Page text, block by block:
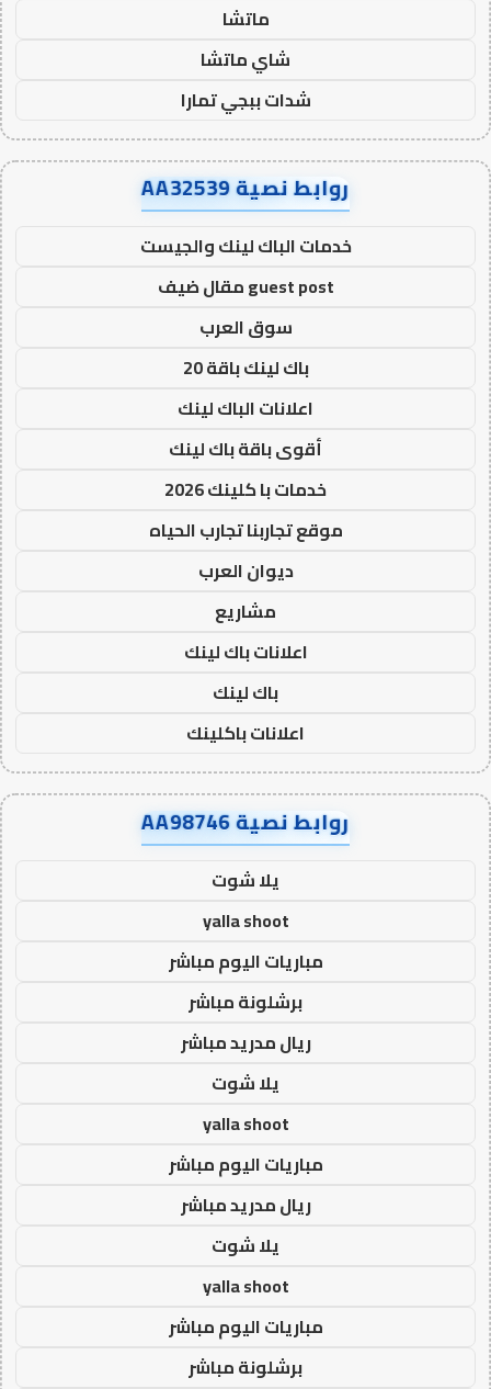
ماتشا
شاي ماتشا
شدات ببجي تمارا
روابط نصية AA32539
خدمات الباك لينك والجيست
guest post مقال ضيف
سوق العرب
باك لينك باقة 20
اعلانات الباك لينك
أقوى باقة باك لينك
خدمات با كلينك 2026
موقع تجاربنا تجارب الحياه
ديوان العرب
مشاريع
اعلانات باك لينك
باك لينك
اعلانات باكلينك
روابط نصية AA98746
يلا شوت
yalla shoot
مباريات اليوم مباشر
برشلونة مباشر
ريال مدريد مباشر
يلا شوت
yalla shoot
مباريات اليوم مباشر
ريال مدريد مباشر
يلا شوت
yalla shoot
مباريات اليوم مباشر
برشلونة مباشر